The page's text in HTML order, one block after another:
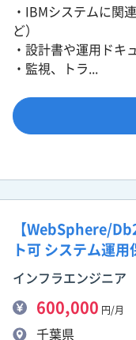
・IBMシステムに関
ど）
・設計書や運用ドキ
・監視、トラ...
【WebSphere/
ト可 システム運用
インフラエンジニア
600,000 円/月
千葉県